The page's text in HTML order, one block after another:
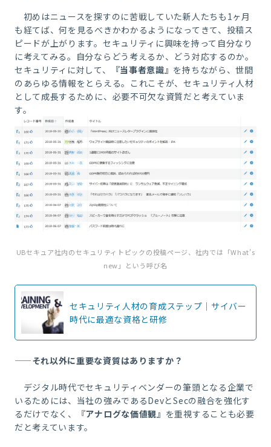
初めはニュースを探すのに苦戦していた新人たちも1ヶ月
も経てば、何を見るべきかわかるようになってきて、投稿ス
ピードが上がります。セキュリティに興味を持って自分なり
に考えてみる。自分ならどう考えるか、どう対応するのか。
セキュリティに対して、
『当事者意識』 を持ちながら、世間
のあらゆる情報をとらえる。これこそが、セキュリティ人材
として成長するために、必要不可欠な資質だと考えていま
す。
UBセキュア社内のセキュリティトピックの投稿ページ、社内では「What’s
new」という呼び名
セキュリティ人材の育成ステップ｜サイバー
時代に最適な資格と研修
――それ以外に重要な資質はありますか？
デジタル時代でセキュリティベンダーの筆頭となる企業で
いるためには、当社の強みであるDevとSecの融合を強化す
るだけでなく、『アナログな価値観』 を重視することも必要
だと考えています。